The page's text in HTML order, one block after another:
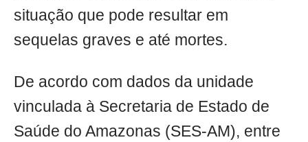
situação que pode resultar em
sequelas graves e até mortes.
De acordo com dados da unidade
vinculada à Secretaria de Estado de
Saúde do Amazonas (SES-AM), entre